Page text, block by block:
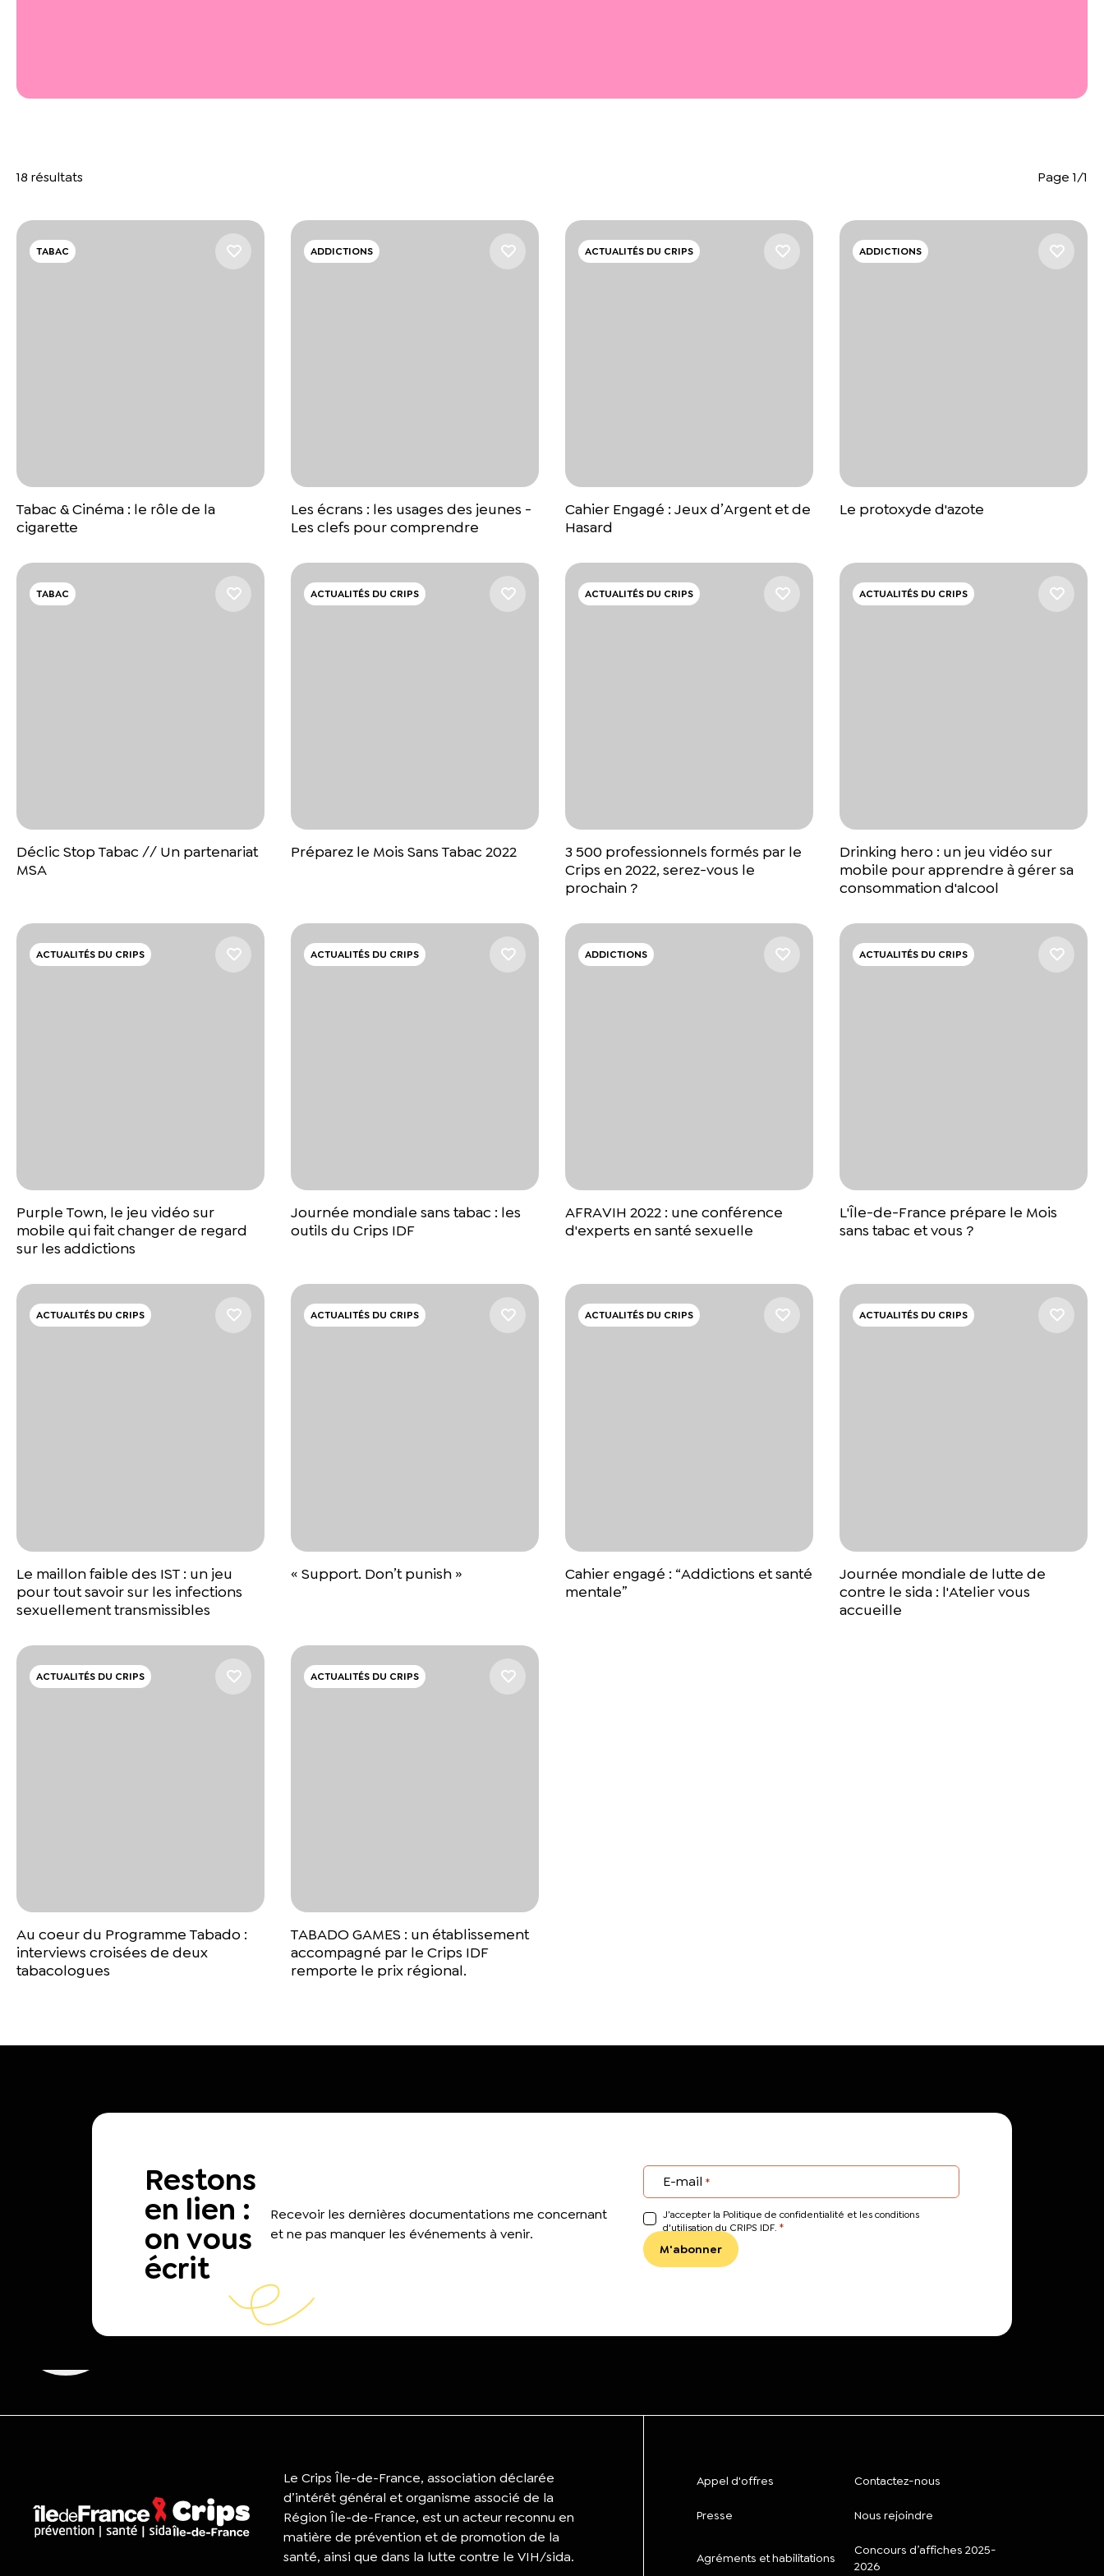
18 résultats Page 1/1
TABAC
Tabac & Cinéma : le rôle de la
cigarette
ADDICTIONS
Les écrans : les usages des jeunes -
Les clefs pour comprendre
ACTUALITÉS DU CRIPS
Cahier Engagé : Jeux d’Argent et de
Hasard
ADDICTIONS
Le protoxyde d'azote
TABAC
Déclic Stop Tabac // Un partenariat
MSA
ACTUALITÉS DU CRIPS
Préparez le Mois Sans Tabac 2022
ACTUALITÉS DU CRIPS
3 500 professionnels formés par le
Crips en 2022, serez-vous le
prochain ?
ACTUALITÉS DU CRIPS
Drinking hero : un jeu vidéo sur
mobile pour apprendre à gérer sa
consommation d'alcool
ACTUALITÉS DU CRIPS
Purple Town, le jeu vidéo sur
mobile qui fait changer de regard
sur les addictions
ACTUALITÉS DU CRIPS
Journée mondiale sans tabac : les
outils du Crips IDF
ADDICTIONS
AFRAVIH 2022 : une conférence
d'experts en santé sexuelle
ACTUALITÉS DU CRIPS
L'Île-de-France prépare le Mois
sans tabac et vous ?
ACTUALITÉS DU CRIPS
Le maillon faible des IST : un jeu
pour tout savoir sur les infections
sexuellement transmissibles
ACTUALITÉS DU CRIPS
« Support. Don’t punish »
ACTUALITÉS DU CRIPS
Cahier engagé : “Addictions et santé
mentale”
ACTUALITÉS DU CRIPS
Journée mondiale de lutte de
contre le sida : l'Atelier vous
accueille
ACTUALITÉS DU CRIPS
Au coeur du Programme Tabado :
interviews croisées de deux
tabacologues
ACTUALITÉS DU CRIPS
TABADO GAMES : un établissement
accompagné par le Crips IDF
remporte le prix régional.
Restons
en lien :
on vous
écrit
Recevoir les dernières documentations me concernant
et ne pas manquer les événements à venir.
E-mail *
J’accepter la Politique de confidentialité et les conditions
d'utilisation du CRIPS IDF. *
Le Crips Île-de-France, association déclarée
d’intérêt général et organisme associé de la
Région Île-de-France, est un acteur reconnu en
matière de prévention et de promotion de la
santé, ainsi que dans la lutte contre le VIH/sida.
Appel d'offres Contactez-nous
Presse Nous rejoindre
Agréments et habilitations
Concours d’affiches 2025-
2026